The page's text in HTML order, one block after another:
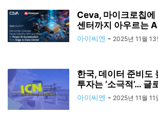
Ceva, 마이크로칩에
센터까지 아우르는
아이씨엔 - 2025년 11월 13
한국, 데이터 준비도
투자는 ‘소극적’… 글
아이씨엔 - 2025년 11월 11